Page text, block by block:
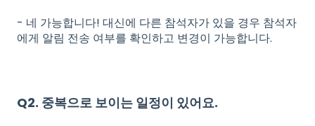
- 네 가능합니다! 대신에 다른 참석자가 있을 경우 참석자
에게 알림 전송 여부를 확인하고 변경이 가능합니다.
Q2. 중복으로 보이는 일정이 있어요.